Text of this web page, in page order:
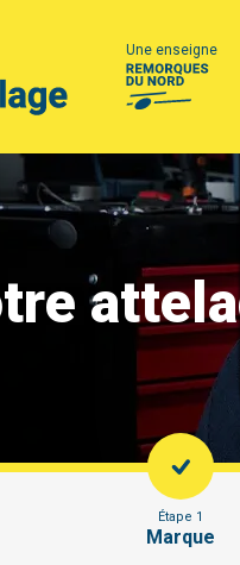
Une enseigne
Étape 1
Marque